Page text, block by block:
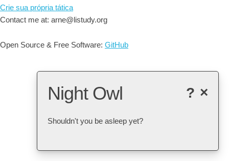
Crie sua própria tática
Contact me at: arne@listudy.org
Open Source & Free Software: GitHub
×
?
Night Owl
Shouldn't you be asleep yet?